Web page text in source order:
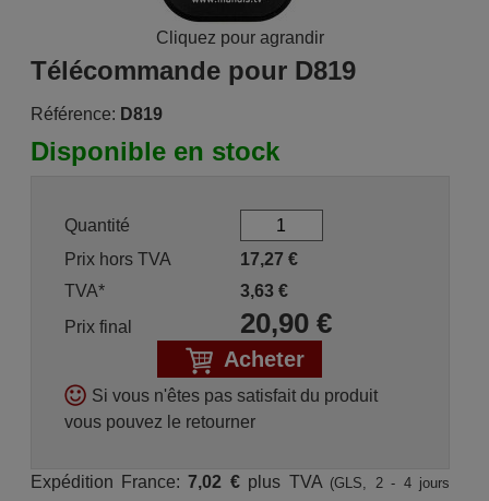
Cliquez pour agrandir
Télécommande pour D819
Référence: D819
Disponible en stock
Quantité
Prix hors TVA
17,27 €
TVA*
3,63€
Prix final
20,90€
Acheter
Si vous n'êtes pas satisfait du produit
vous pouvez le retourner
Expédition France:7,02 €plus TVA (GLS, 2 - 4 jours